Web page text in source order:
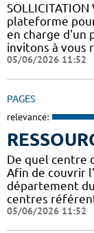
plateforme
en charge d'un
invitons à vous
05/06/2026 11:52
PAGES
relevance:
De quel centre
Afin de couvrir
département
centres
05/06/2026 11:52